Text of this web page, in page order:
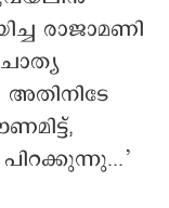
രാജാമണി
അതിനിടേ